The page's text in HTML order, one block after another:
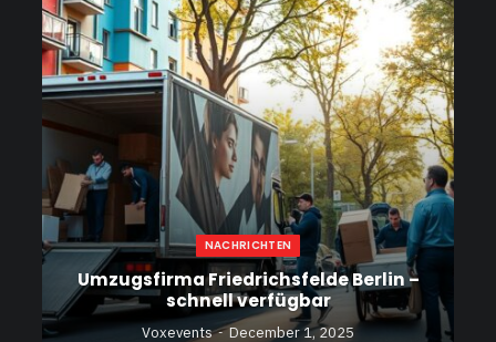
NACHRICHTEN
Umzugsfirma Friedrichsfelde Berlin –
schnell verfügbar
Voxevents December 1, 2025